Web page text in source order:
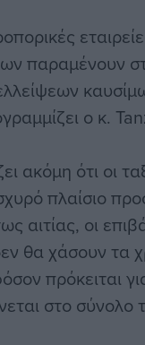
παραμένουν
ο κ.
ακόμη ότι οι
πλαίσιο
αιτίας, οι
θα χάσουν τα
πρόκειται
στο σύνολο